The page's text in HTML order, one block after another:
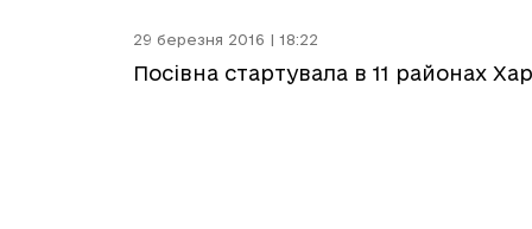
29 березня 2016 | 18:22
Посівна стартувала в 11 районах